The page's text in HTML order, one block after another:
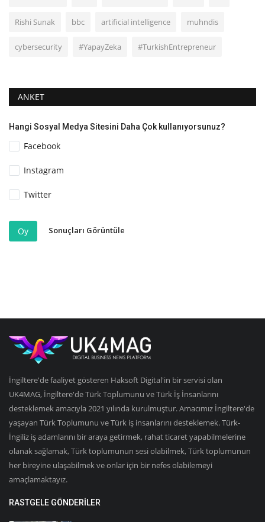
Rishi Sunak bbc artificial intelligence muhndis
cybersecurity #YapayZeka #TurkishEntrepreneur
ANKET
Hangi Sosyal Medya Sitesini Daha Çok kullanıyorsunuz?
Facebook
Instagram
Twitter
Oy Sonuçları Görüntüle
İngiltere'de faaliyet gösteren Haksoft Digital'in bir servisi olan
UK4MAG, İngiltere'de Türk Toplumunu ve Türk İş İnsanlarını
desteklemek amacıyla 2021 yılında kurulmuştur. Amacımız İngiltere'de
yaşayan Türk Toplumunu ve Türk iş insanlarını desteklemek. Türk-
İngiliz iş adamlarını bir araya getirmek, rahat ticaret yapabilmelerine
olanak sağlamak, Türk toplumunun sesi olabilmek, Türk toplumunun
her bireyine ulaşabilmek ve onlar için bir nefes olabilemeyi
amaçlamaktayız.
RASTGELE GÖNDERILER